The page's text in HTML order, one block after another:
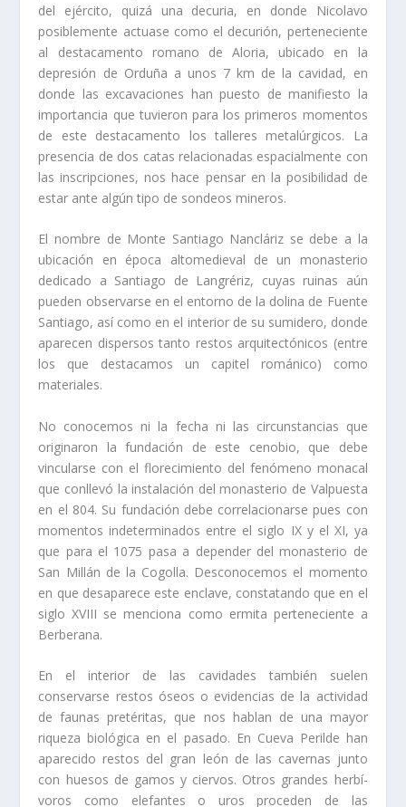
del ejército, quizá una decuria, en donde Nicolavo
posiblemente actuase como el decurión, perteneciente
al destacamento romano de Aloria, ubicado en la
depresión de Orduña a unos 7 km de la cavidad, en
donde las excavaciones han puesto de manifiesto la
importancia que tuvieron para los primeros momentos
de este destacamento los talleres metalúrgicos. La
presencia de dos catas relacionadas espacialmente con
las inscripciones, nos hace pensar en la posibilidad de
estar ante algún tipo de sondeos mineros.
El nombre de Monte Santiago Nancláriz se debe a la
ubicación en época altomedieval de un monasterio
dedicado a Santiago de Langrériz, cuyas ruinas aún
pueden observarse en el entorno de la dolina de Fuente
Santiago, así­ como en el interior de su sumidero, donde
aparecen dispersos tanto restos arquitectónicos (entre
los que destacamos un capitel románico) como
materiales.
No conocemos ni la fecha ni las circunstancias que
originaron la fundación de este cenobio, que debe
vincularse con el florecimiento del fenómeno monacal
que conllevó la instalación del monasterio de Valpuesta
en el 804. Su fundación debe correlacionarse pues con
momentos indeterminados entre el siglo IX y el XI, ya
que para el 1075 pasa a depender del monasterio de
San Millán de la Cogolla. Desconocemos el momento
en que desaparece este enclave, constatando que en el
siglo XVIII se menciona como ermita perteneciente a
Berberana.
En el interior de las cavidades también suelen
conservarse restos óseos o evidencias de la actividad
de faunas pretéritas, que nos hablan de una mayor
riqueza biológica en el pasado. En Cueva Perilde han
aparecido restos del gran león de las cavernas junto
con huesos de gamos y ciervos. Otros grandes herbí­
voros como elefantes o uros proceden de las